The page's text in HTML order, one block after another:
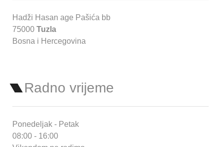
Hadži Hasan age Pašića bb
75000 Tuzla
Bosna i Hercegovina
Radno vrijeme
Ponedeljak - Petak
08:00 - 16:00